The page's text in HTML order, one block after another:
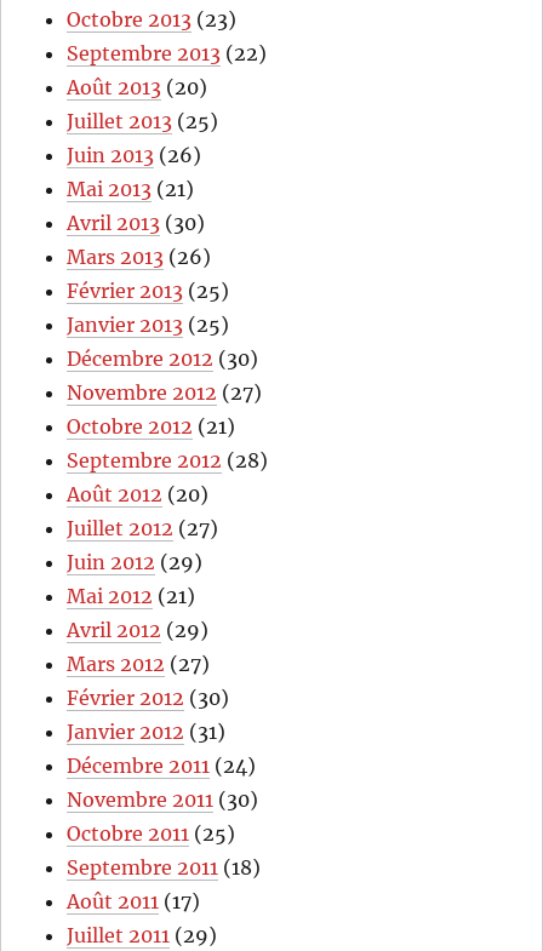
Octobre 2013 (23)
Septembre 2013 (22)
Août 2013 (20)
Juillet 2013 (25)
Juin 2013 (26)
Mai 2013 (21)
Avril 2013 (30)
Mars 2013 (26)
Février 2013 (25)
Janvier 2013 (25)
Décembre 2012 (30)
Novembre 2012 (27)
Octobre 2012 (21)
Septembre 2012 (28)
Août 2012 (20)
Juillet 2012 (27)
Juin 2012 (29)
Mai 2012 (21)
Avril 2012 (29)
Mars 2012 (27)
Février 2012 (30)
Janvier 2012 (31)
Décembre 2011 (24)
Novembre 2011 (30)
Octobre 2011 (25)
Septembre 2011 (18)
Août 2011 (17)
Juillet 2011 (29)